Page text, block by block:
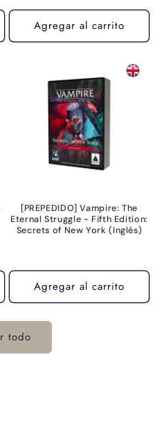
Agregar al carrito
[PREPEDIDO] Vampire: The
Eternal Struggle - Fifth Edition:
Secrets of New York (Inglés)
Agregar al carrito
todo